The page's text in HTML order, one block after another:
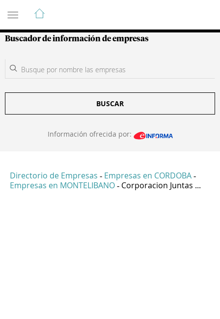
Guía de Empresas Colombianas
Buscador de información de empresas
BUSCAR
Información ofrecida por:
Directorio de Empresas - Empresas en CORDOBA -
Empresas en MONTELIBANO - Corporacion Juntas ...